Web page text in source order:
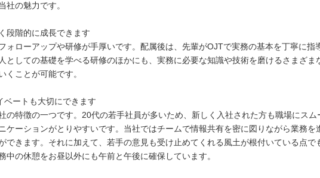
社の魅力です。
段階的に成長できます
ォローアップや研修が手厚いです。配属後は、先輩がOJTで実務の基本を丁寧に
としての基礎を学べる研修のほかにも、実務に必要な知識や技術を磨けるさまざ
くことが可能です。
ートも大切にできます
の特徴の一つです。20代の若手社員が多いため、新しく入社された方も職場にス
ケーションがとりやすいです。当社ではチームで情報共有を密に図りながら業務
できます。それに加えて、若手の意見も受け止めてくれる風土が根付いている点
中の休憩をお昼以外にも午前と午後に確保しています。